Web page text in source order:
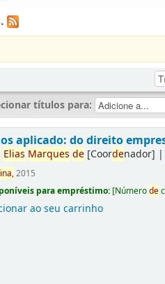
títulos para:
aplicado: do direito
Elias Marques de [Coordenador]
2015
para empréstimo: [Númerode
ao seu carrinho